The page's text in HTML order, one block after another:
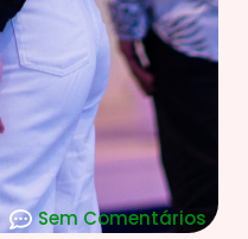
Sem Comentários